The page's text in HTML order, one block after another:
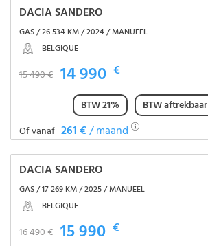
DACIA SANDERO
GAS / 26 534 KM / 2024 / MANUEEL
BELGIQUE
15 490 € 14 990 €
BTW 21%
BTW aftrekbaar
Of vanaf 261 €/ maand
DACIA SANDERO
GAS / 17 269 KM / 2025 / MANUEEL
BELGIQUE
16 490 € 15 990 €